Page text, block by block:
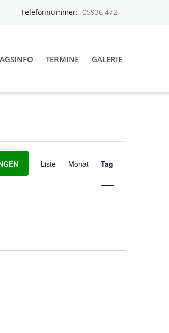
Telefonnummer: 05936 472
TERMINE GALERIE
Ansichten-
Navigation
Liste Monat Tag